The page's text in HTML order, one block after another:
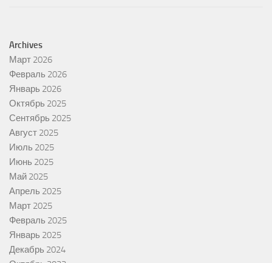
Archives
Март 2026
Февраль 2026
Январь 2026
Октябрь 2025
Сентябрь 2025
Август 2025
Июль 2025
Июнь 2025
Май 2025
Апрель 2025
Март 2025
Февраль 2025
Январь 2025
Декабрь 2024